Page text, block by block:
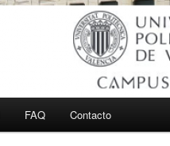
FAQ Contacto